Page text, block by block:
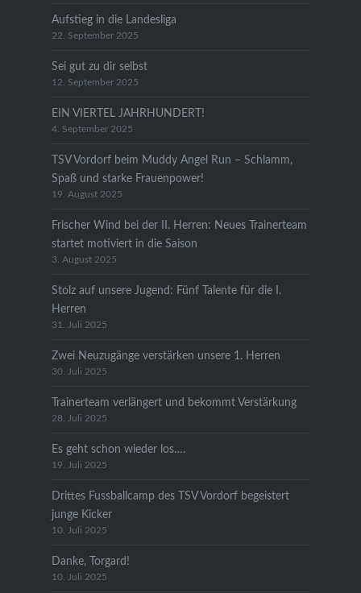
Aufstieg in die Landesliga
22. September 2025
Sei gut zu dir selbst
12. September 2025
EIN VIERTEL JAHRHUNDERT!
4. September 2025
TSV Vordorf beim Muddy Angel Run – Schlamm,
Spaß und starke Frauenpower!
19. August 2025
Frischer Wind bei der II. Herren: Neues Trainerteam
startet motiviert in die Saison
3. August 2025
Stolz auf unsere Jugend: Fünf Talente für die I.
Herren
31. Juli 2025
Zwei Neuzugänge verstärken unsere 1. Herren
30. Juli 2025
Trainerteam verlängert und bekommt Verstärkung
28. Juli 2025
Es geht schon wieder los….
19. Juli 2025
Drittes Fussballcamp des TSV Vordorf begeistert
junge Kicker
10. Juli 2025
Danke, Torgard!
10. Juli 2025